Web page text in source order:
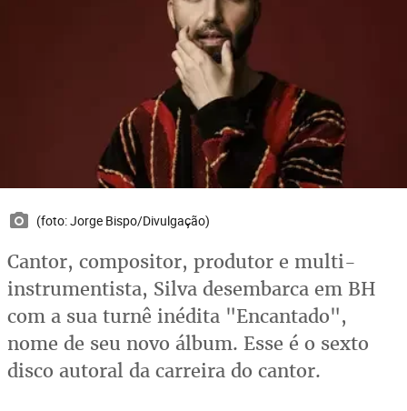
(foto: Jorge Bispo/Divulgação)
Cantor, compositor, produtor e multi-
instrumentista, Silva desembarca em BH
com a sua turnê inédita "Encantado",
nome de seu novo álbum. Esse é o sexto
disco autoral da carreira do cantor.